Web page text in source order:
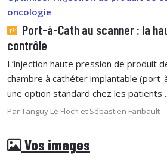
oncologie
Port-à-Cath au scanner : la
contrôle
L’injection haute pression de produit
chambre à cathéter implantable
une option standard chez les patients
Par Tanguy Le Floch et Sébastien Faribault
Vos images